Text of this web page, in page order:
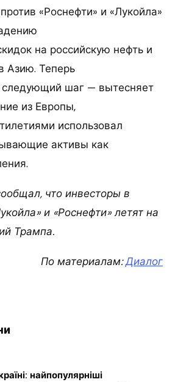
«Роснефти» и «Лукойла»
на российскую нефть и
Азию. Теперь
шаг — вытесняет
из Европы,
использовал
активы как
что инвесторы в
и «Роснефти» летят на
Трампа.
По материалам:Диалог
найпопулярніші